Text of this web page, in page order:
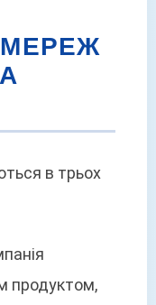
в трьох
продуктом,